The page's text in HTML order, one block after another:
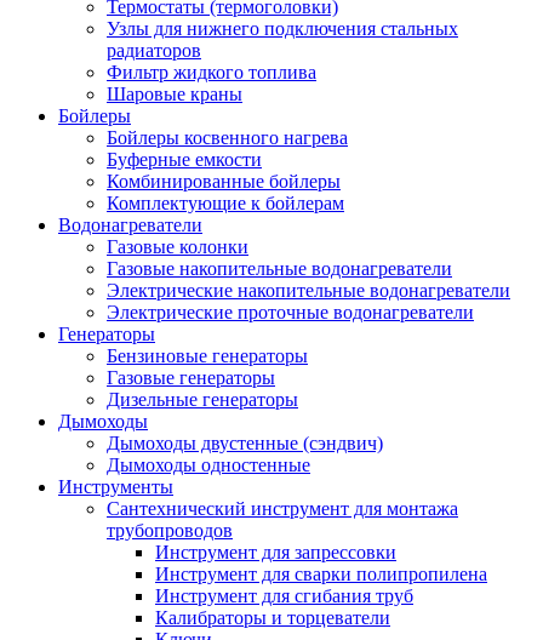
Термостаты (термоголовки)
Узлы для нижнего подключения стальных
радиаторов
Фильтр жидкого топлива
Шаровые краны
Бойлеры
Бойлеры косвенного нагрева
Буферные емкости
Комбинированные бойлеры
Комплектующие к бойлерам
Водонагреватели
Газовые колонки
Газовые накопительные водонагреватели
Электрические накопительные водонагреватели
Электрические проточные водонагреватели
Генераторы
Бензиновые генераторы
Газовые генераторы
Дизельные генераторы
Дымоходы
Дымоходы двустенные (сэндвич)
Дымоходы одностенные
Инструменты
Сантехнический инструмент для монтажа
трубопроводов
Инструмент для запрессовки
Инструмент для сварки полипропилена
Инструмент для сгибания труб
Калибраторы и торцеватели